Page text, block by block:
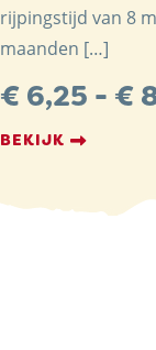
rijpingstijd van 8
maanden […]
€ 6,25 - €
BEKIJK